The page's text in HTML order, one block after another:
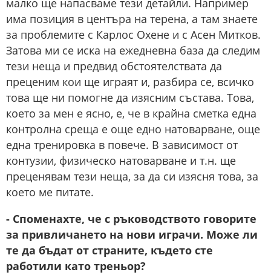
малко ще напасваме тези детайли. Например
има позиция в центъра на терена, а там знаете
за проблемите с Карлос Охене и с Асен Митков.
Затова ми се иска на ежедневна база да следим
тези неща и предвид обстоятелствата да
преценим кои ще играят и, разбира се, всичко
това ще ни помогне да изясним състава. Това,
което за мен е ясно, е, че в крайна сметка една
контролна среща е още едно натоварване, още
една тренировка в повече. В зависимост от
контузии, физическо натоварване и т.н. ще
преценявам тези неща, за да си изясня това, за
което ме питате.
- Споменахте, че с ръководството говорите
за привличането на нови играчи. Може ли
те да бъдат от страните, където сте
работили като треньор?